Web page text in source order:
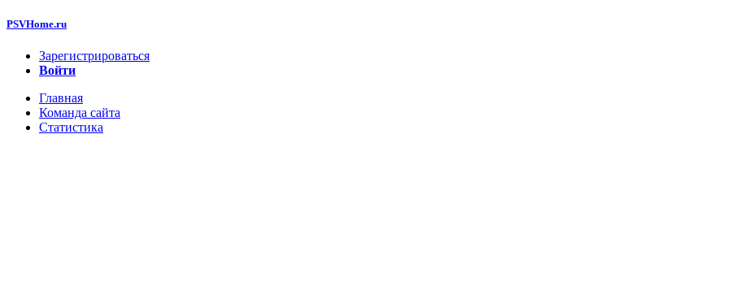
PSVHome.ru
Зарегистрироваться
Войти
Главная
Команда сайта
Статистика